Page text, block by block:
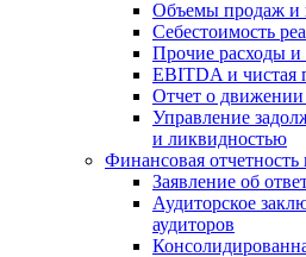
Объемы продаж и
Себестоимость
Прочие расходы
EBITDA и чистая
Отчет о
Управление
и ликвидностью
Финансовая
Заявление об
Аудиторское
аудиторов